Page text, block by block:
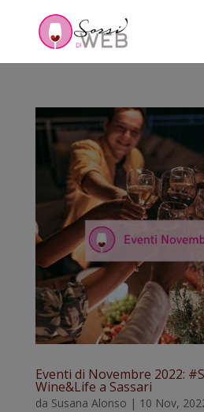
Eventi di Novembre 2022:
Wine&Life a Sassari
da Susana Alonso | 10 Nov,